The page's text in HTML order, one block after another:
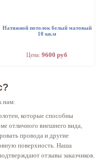
Натяжной потолок белый матовый
10 кв.м
Цена: 9600 руб
нам:
которые способны
отличного внешнего вида,
провода и другие
поверхность. Наша
отзывы заказчиков.